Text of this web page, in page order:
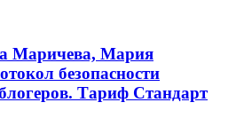
Маричева, Мария
безопасности
Тариф Стандарт